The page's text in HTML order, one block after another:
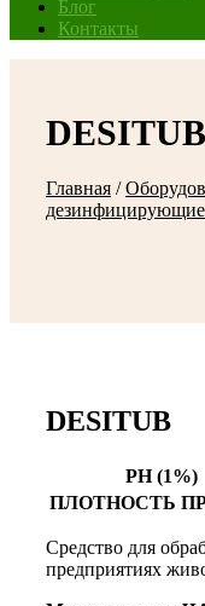
Блог
Контакты
DESITUB
Главная /
дезинфицирующие
DESITUB
РН (1%)
ПЛОТНОСТЬ
Средство для
предприятиях